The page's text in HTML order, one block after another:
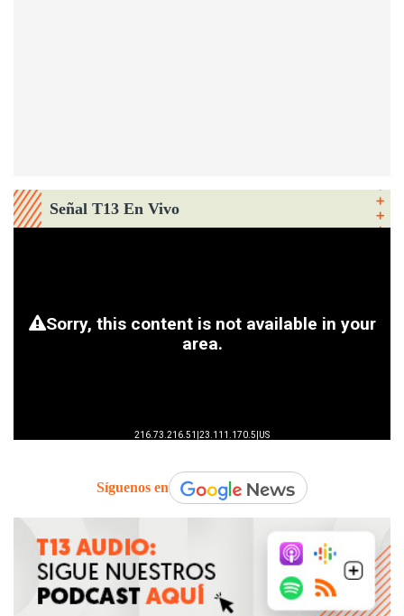
Señal T13 En Vivo
Síguenos en